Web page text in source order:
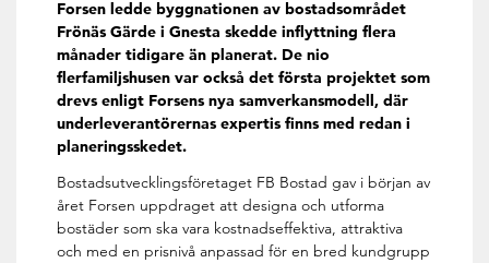
Forsen ledde byggnationen av bostadsområdet
Frönäs Gärde i Gnesta skedde inflyttning flera
månader tidigare än planerat. De nio
flerfamiljshusen var också det första projektet som
drevs enligt Forsens nya samverkansmodell, där
underleverantörernas expertis finns med redan i
planeringsskedet.
Bostadsutvecklingsföretaget FB Bostad gav i början av
året Forsen uppdraget att designa och utforma
bostäder som ska vara kostnadseffektiva, attraktiva
och med en prisnivå anpassad för en bred kundgrupp